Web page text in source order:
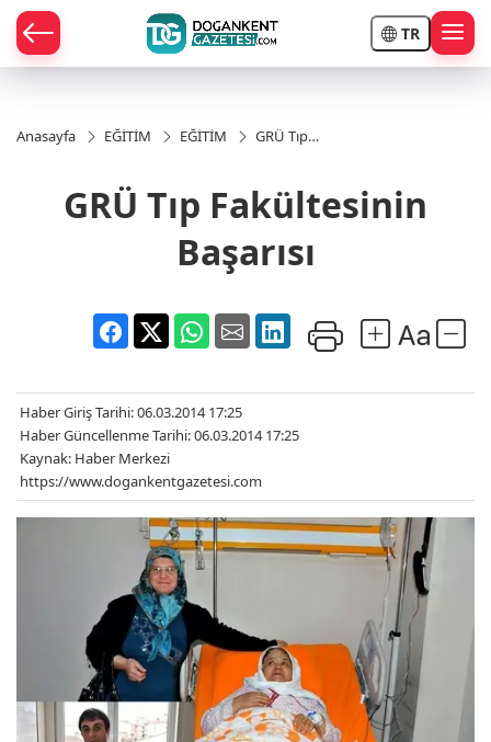
TR
Anasayfa EĞİTİM EĞİTİM
GRÜ Tıp
GRÜ Tıp Fakültesinin
Başarısı
Haber Giriş Tarihi: 06.03.2014 17:25
Haber Güncellenme Tarihi: 06.03.2014 17:25
Kaynak: Haber Merkezi
https://www.dogankentgazetesi.com